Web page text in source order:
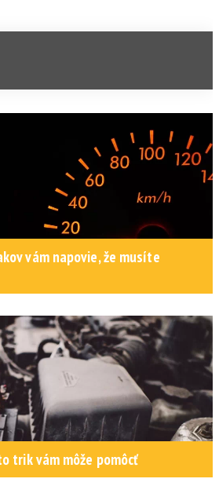
vám napovie, že musíte
trik vám môže pomôcť